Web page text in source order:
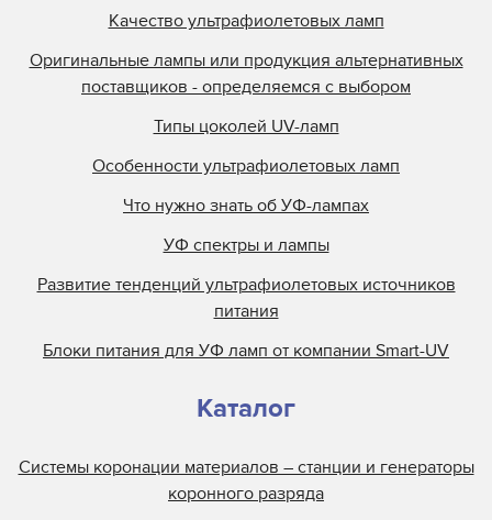
Lamin
Lamp Tech
LCD Lighting
Loctite
Mark Andy
Metal Box
Metronic
Miltec
Nilpeter
Objet
Online Energy
Качество ультрафиолетовых ламп
Оригинальные лампы или продукция альтернативных
поставщиков - определяемся с выбором
Типы цоколей UV-ламп
Особенности ультрафиолетовых ламп
Что нужно знать об УФ-лампах
УФ спектры и лампы
Развитие тенденций ультрафиолетовых источников
питания
Блоки питания для УФ ламп от компании Smart-UV
Каталог
Системы коронации материалов – станции и генераторы
коронного разряда